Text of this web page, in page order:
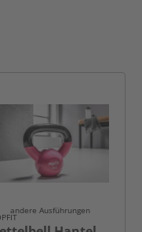
andere Ausführungen